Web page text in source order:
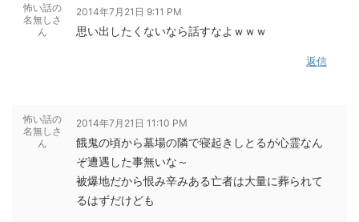
怖い話の
名無しさ
ん
2014年7月21日 9:11 PM
思い出したくないなら話すなよｗｗｗ
返信
怖い話の
名無しさ
ん
2014年7月21日 11:10 PM
餓鬼の頃から墓場の隣で寝起きしとるが心霊なん
ぞ遭遇した事無いな～
被爆地だから恨み辛みある亡者は大量に葬られて
るはずだけども